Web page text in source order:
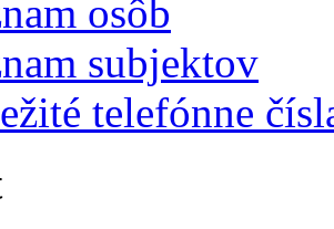
osôb
subjektov
telefónne